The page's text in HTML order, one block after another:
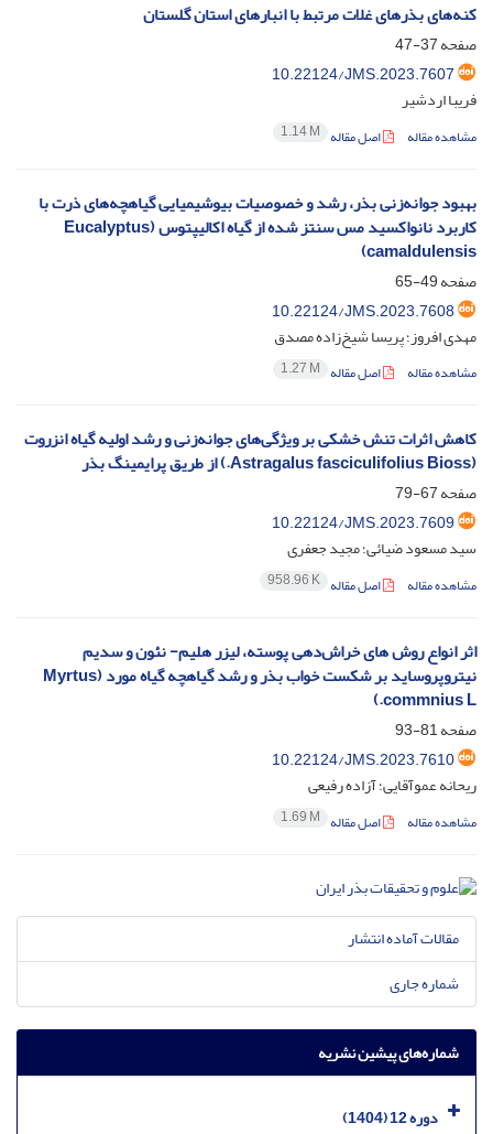
کنه‌های بذرهای غلات مرتبط با انبارهای استان گلستان
صفحه37-47
10.22124/JMS.2023.7607
فریبا اردشیر
مشاهده مقاله اصل مقاله 1.14 M
بهبود جوانه‌زنی بذر، رشد و خصوصیات بیوشیمیایی گیاهچه‌های ذرت با
کاربرد نانواکسید مس سنتز شده از گیاه اکالیپتوس (Eucalyptus
camaldulensis)
صفحه49-65
10.22124/JMS.2023.7608
مهدی افروز؛ پریسا شیخ‌زاده مصدق
مشاهده مقاله اصل مقاله 1.27 M
کاهش اثرات تنش خشکی بر ویژگی‌های جوانه‌زنی و رشد اولیه گیاه انزروت
(Astragalus fasciculifolius Bioss.) از طریق پرایمینگ بذر
صفحه67-79
10.22124/JMS.2023.7609
سید مسعود ضیائی؛ مجید جعفری
مشاهده مقاله اصل مقاله 958.96 K
اثر انواع روش های خراش‌دهی پوسته، لیزر هلیم- نئون و سدیم
نیتروپروساید بر شکست خواب بذر و رشد گیاهچه گیاه مورد (Myrtus
commnius L.)
صفحه81-93
10.22124/JMS.2023.7610
ریحانه عموآقایی؛ آزاده رفیعی
مشاهده مقاله اصل مقاله 1.69 M
مقالات آماده انتشار
شماره جاری
شماره‌های پیشین نشریه
دوره 12 (1404)